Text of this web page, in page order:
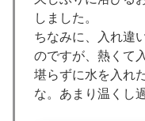
しました。
ちなみに、入れ違
のですが、熱くて
堪らずに水を入れ
な。あまり温くし